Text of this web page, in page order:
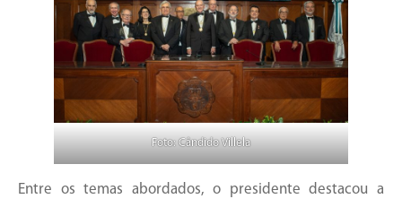
Foto: Cândido Villela
Entre os temas abordados, o presidente destacou a